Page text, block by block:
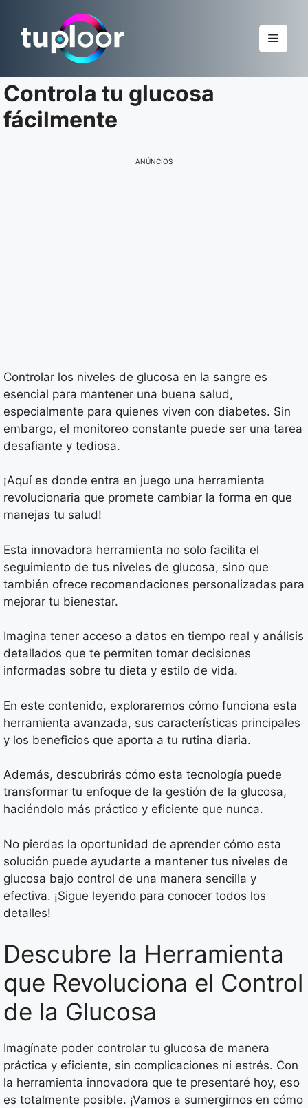
para
Menu
Controla tu glucosa
fácilmente
ANÚNCIOS
Controlar los niveles de glucosa en la sangre es
esencial para mantener una buena salud,
especialmente para quienes viven con diabetes. Sin
embargo, el monitoreo constante puede ser una tarea
desafiante y tediosa.
¡Aquí es donde entra en juego una herramienta
revolucionaria que promete cambiar la forma en que
manejas tu salud!
Esta innovadora herramienta no solo facilita el
seguimiento de tus niveles de glucosa, sino que
también ofrece recomendaciones personalizadas para
mejorar tu bienestar.
Imagina tener acceso a datos en tiempo real y análisis
detallados que te permiten tomar decisiones
informadas sobre tu dieta y estilo de vida.
En este contenido, exploraremos cómo funciona esta
herramienta avanzada, sus características principales
y los beneficios que aporta a tu rutina diaria.
Además, descubrirás cómo esta tecnología puede
transformar tu enfoque de la gestión de la glucosa,
haciéndolo más práctico y eficiente que nunca.
No pierdas la oportunidad de aprender cómo esta
solución puede ayudarte a mantener tus niveles de
glucosa bajo control de una manera sencilla y
efectiva. ¡Sigue leyendo para conocer todos los
detalles!
Descubre la Herramienta
que Revoluciona el Control
de la Glucosa
Imagínate poder controlar tu glucosa de manera
práctica y eficiente, sin complicaciones ni estrés. Con
la herramienta innovadora que te presentaré hoy, eso
es totalmente posible. ¡Vamos a sumergirnos en cómo